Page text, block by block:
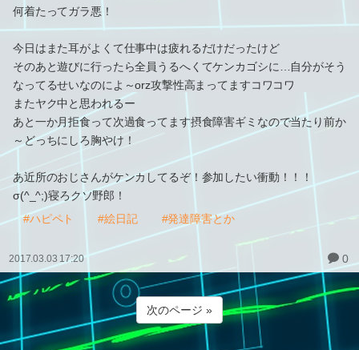
何着たってガラ悪！
今日はまた耳がよくて仕事中は疲れるだけだったけど
そのあと遊びに行ったら全員うるへくてケンカゴシに…自分がそう
なってるせいなのによ～orz攻撃性高まってますコワコワ
またヤク中と思われるー
あと一か月拒食って次過食ってます摂食障害ギミなので当たり前か
～どっちにしろ胸やけ！
あ近所のおじさんがケンカしてるぞ！参加したい衝動！！！
σ(^_^;)寝ろクソ野郎！
#ハピペト
#絵日記 #発達障害とか
2017.03.03 17:20 0
次のページ »